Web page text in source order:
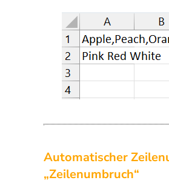
Automatischer
„Zeilenumbruch“